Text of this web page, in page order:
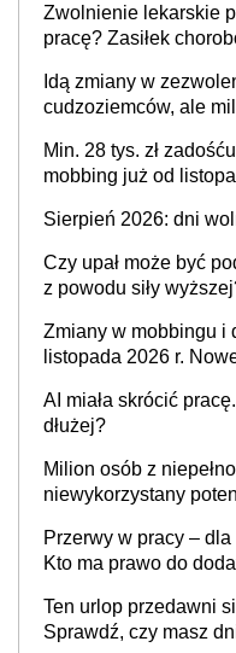
Zwolnienie lekarskie
pracę? Zasiłek
stosunku pracy
Idą zmiany w
cudzoziemców, ale
Min. 28 tys. zł
mobbing już od
Sierpień 2026: dni
Czy upał może być
z powodu siły
Zmiany w mobbingu i
listopada 2026 r.
AI miała skrócić
dłużej?
Milion osób z
niewykorzystany
refundacji, ale bariery
świadomości
Przerwy w pracy –
Kto ma prawo do
Ten urlop przedawni
Sprawdź, czy masz